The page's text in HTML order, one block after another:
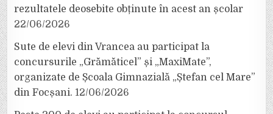
rezultatele deosebite obținute în acest an școlar
22/06/2026
Sute de elevi din Vrancea au participat la
concursurile „Grămăticel” și „MaxiMate”,
organizate de Școala Gimnazială „Ștefan cel Mare”
din Focșani. 12/06/2026